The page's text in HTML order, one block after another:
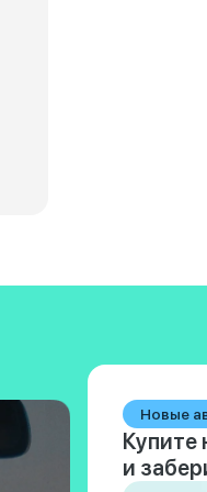
Новые
Купите
и